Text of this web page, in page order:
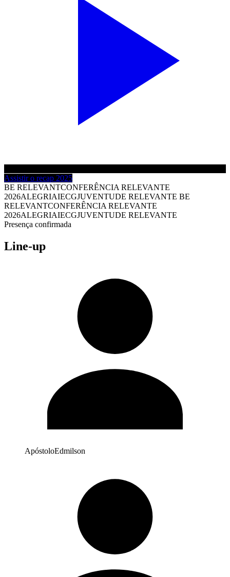
Assistir o recap 2025
BE RELEVANTCONFERÊNCIA RELEVANTE
2026ALEGRIAIECGJUVENTUDE RELEVANTE BE
RELEVANTCONFERÊNCIA RELEVANTE
2026ALEGRIAIECGJUVENTUDE RELEVANTE
Presença confirmada
Line-up
ApóstoloEdmilson